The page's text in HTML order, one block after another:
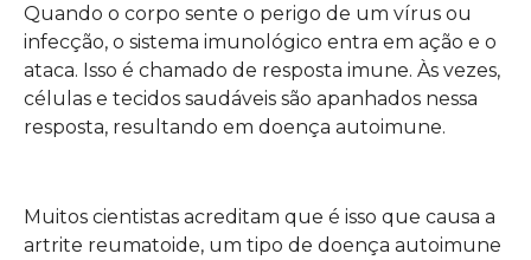
Quando o corpo sente o perigo de um vírus ou
infecção, o sistema imunológico entra em ação e o
ataca. Isso é chamado de resposta imune. Às vezes,
células e tecidos saudáveis ​​são apanhados nessa
resposta, resultando em doença autoimune.
Muitos cientistas acreditam que é isso que causa a
artrite reumatoide, um tipo de doença autoimune